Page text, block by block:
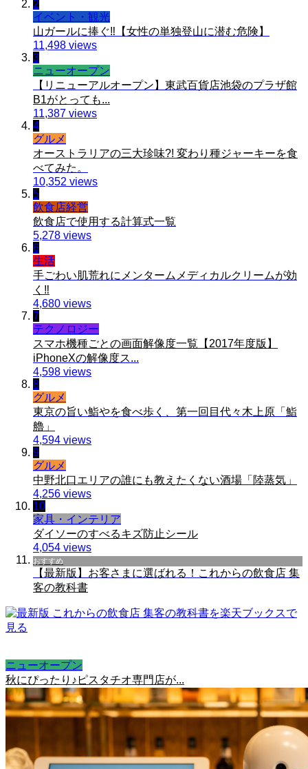
2
イベント・観光
山ガールに捧ぐ‼️【女性の単独登山に潜む危険】
11,498 views
3
ニューオープン
【リニューアルオープン】東武百貨店池袋のプラザ館
B1がとっても...
11,387 views
4
グルメ
オーストラリアの三大珍味?! 変わり種ジャーキーを食
べてみた。
10,352 views
5
飲食店経営
飲食店で使用する計算式一覧
5,278 views
6
生活
手ごわい肌荒れにメンタームメディカルクリームが効
く‼︎
4,680 views
7
テクノロジー
スマホ機種ごとの画面解像度一覧【2017年度版】
iPhoneXの解像度ス...
4,598 views
8
グルメ
東京の旨い鮨やを食べ歩く、第一回目代々木上原「鮨
艪」
4,594 views
9
グルメ
中野北口エリアの誰にも教えたくない酒場「陸蒸気」
4,256 views
10
家具・インテリア
ダイソーのすべるキズ防止シール
4,054 views
おすすめ
【最新版】お客さまに選ばれる！これからの飲食店 集
客の教科書
ニューオープン
秋にぴったり♪ピスタチオ専門店が...